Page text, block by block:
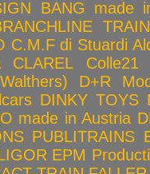
BANG made
C.M.F di Stuardi
CLAREL
Colle21
D+R
DINKY TOYS
made in Austria
PUBLITRAINS
EPM